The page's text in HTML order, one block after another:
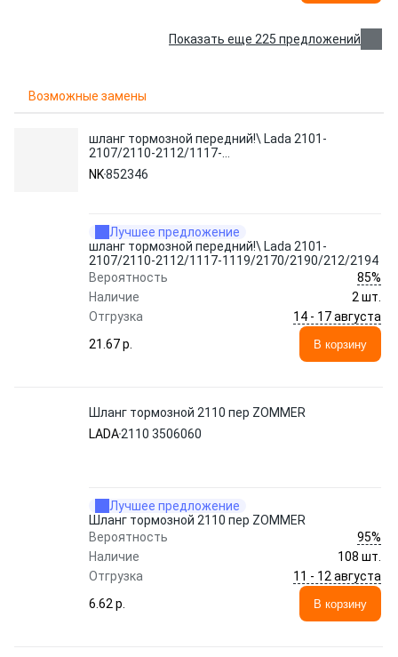
Показать еще 225 предложений
Возможные замены
шланг тормозной передний!\ Lada 2101-
2107/2110-2112/1117-
1119/2170/2190/212/2194
NK852346
Лучшее предложение
шланг тормозной передний!\ Lada 2101-
2107/2110-2112/1117-1119/2170/2190/212/2194
Вероятность
85%
Наличие
2 шт.
Отгрузка
14 - 17 августа
21.67 p.
В корзину
Шланг тормозной 2110 пер ZOMMER
LADA2110 3506060
Лучшее предложение
Шланг тормозной 2110 пер ZOMMER
Вероятность
95%
Наличие
108 шт.
Отгрузка
11 - 12 августа
6.62 p.
В корзину